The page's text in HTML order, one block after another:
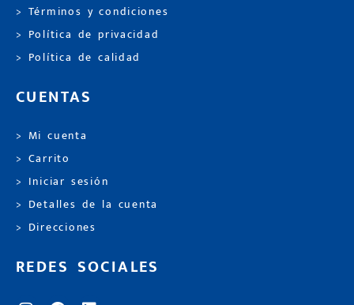
> Términos y condiciones
> Política de privacidad
> Política de calidad
CUENTAS
> Mi cuenta
> Carrito
> Iniciar sesión
> Detalles de la cuenta
> Direcciones
REDES SOCIALES